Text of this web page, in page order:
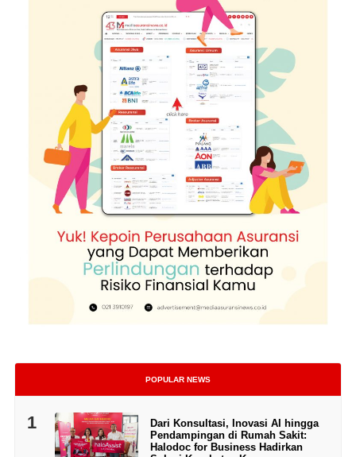
POPULAR NEWS
1
Dari Konsultasi, Inovasi AI hingga
Pendampingan di Rumah Sakit:
Halodoc for Business Hadirkan